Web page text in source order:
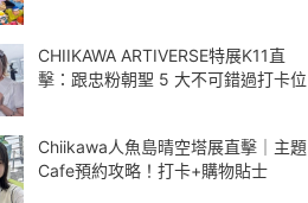
CHIIKAWA ARTIVERSE特展K11直
擊：跟忠粉朝聖 5 大不可錯過打卡位
Chiikawa人魚島晴空塔展直擊｜主題
Cafe預約攻略！打卡+購物貼士